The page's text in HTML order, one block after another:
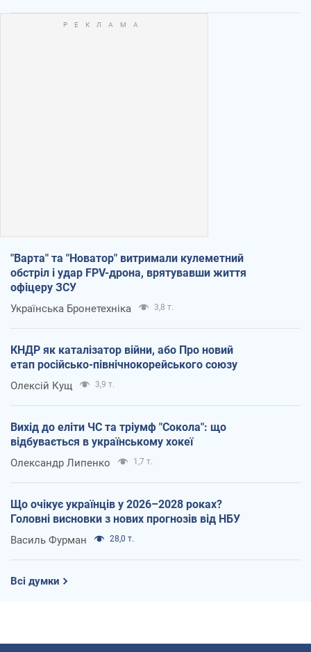
"Варта" та "Новатор" витримали кулеметний
обстріл і удар FPV-дрона, врятувавши життя
офіцеру ЗСУ
Українська Бронетехніка 3,8 т.
КНДР як каталізатор війни, або Про новий
етап російсько-північнокорейського союзу
Олексій Кущ 3,9 т.
Вихід до еліти ЧС та тріумф "Сокола": що
відбувається в українському хокеї
Олександр Липенко 1,7 т.
Що очікує українців у 2026–2028 роках?
Головні висновки з нових прогнозів від НБУ
Василь Фурман 28,0 т.
Всі думки